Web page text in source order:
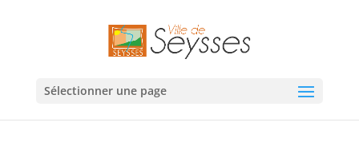
Sélectionner une page